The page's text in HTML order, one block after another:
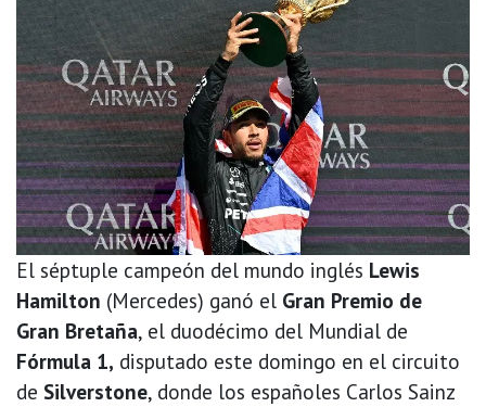
El séptuple campeón del mundo inglés Lewis
Hamilton (Mercedes) ganó el Gran Premio de
Gran Bretaña, el duodécimo del Mundial de
Fórmula 1, disputado este domingo en el circuito
de Silverstone, donde los españoles Carlos Sainz